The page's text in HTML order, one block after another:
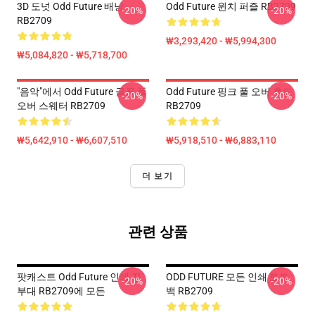
3D 도넛 Odd Future 배낭
RB2709
₩5,084,820 - ₩5,718,700
-20% Odd Future 윈치 퍼즐 RB2709
₩3,293,420 - ₩5,994,300
-20%
"음악"에서 Odd Future 글꼴 풀
오버 스웨터 RB2709
₩5,642,910 - ₩6,607,510
-20%
Odd Future 핑크 풀 오버 후드
RB2709
₩5,918,510 - ₩6,883,110
-20%
더 보기
관련 상품
팟캐스트 Odd Future 인쇄 끈
부대 RB2709에 모든
-20%
ODD FUTURE 모든 인쇄 토트
백 RB2709
-20%